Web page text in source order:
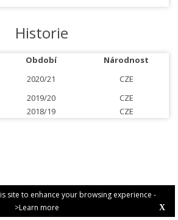
site to enhance your browsing experience -
>Learn more
X
Historie
Období
Národnost
2020/21
CZE
2019/20
CZE
2018/19 CZE